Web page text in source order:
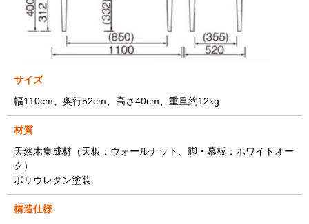
サイズ
幅110cm、奥行52cm、高さ40cm、重量約12kg
材質
天然木集成材（天板：ウォールナット、脚・幕板：ホワイトオー
ク）
ポリウレタン塗装
構造仕様